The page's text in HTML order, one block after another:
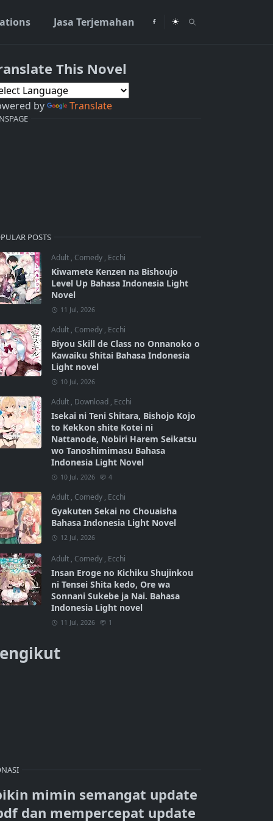
Jasa Terjemahan
This Novel
by Translate
POSTS
Adult , Comedy , Ecchi
Kiwamete Kenzen na Bishoujo
Level Up Bahasa Indonesia Light
Novel
11 Jul, 2026
Adult , Comedy , Ecchi
Biyou Skill de Class no Onnanoko o
Kawaiku Shitai Bahasa Indonesia
Light novel
10 Jul, 2026
Adult , Download , Ecchi
Isekai ni Teni Shitara, Bishojo Kojo
to Kekkon shite Kotei ni
Nattanode, Nobiri Harem Seikatsu
wo Tanoshimimasu Bahasa
Indonesia Light Novel
10 Jul, 2026 4
Adult , Comedy , Ecchi
Gyakuten Sekai no Chouaisha
Bahasa Indonesia Light Novel
12 Jul, 2026
Adult , Comedy , Ecchi
Insan Eroge no Kichiku Shujinkou
ni Tensei Shita kedo, Ore wa
Sonnani Sukebe ja Nai. Bahasa
Indonesia Light novel
11 Jul, 2026 1
mimin semangat update
dan mempercepat update